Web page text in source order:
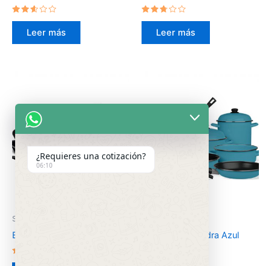
Valorado
2.46Leer más
Valorado
2.60Leer más
Sin categorizar
Batería Malvina Crisantemos
Valorado
Batería Pontevedra Azul
¿Requieres una cotización?
06:10